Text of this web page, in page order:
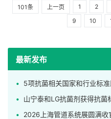
101条 上一页 1 2
9
10
最新发布
5项抗菌相关国家和行业标
山宁泰和LG抗菌剂获得抗菌标志使用
2026上海管道系统展圆满收